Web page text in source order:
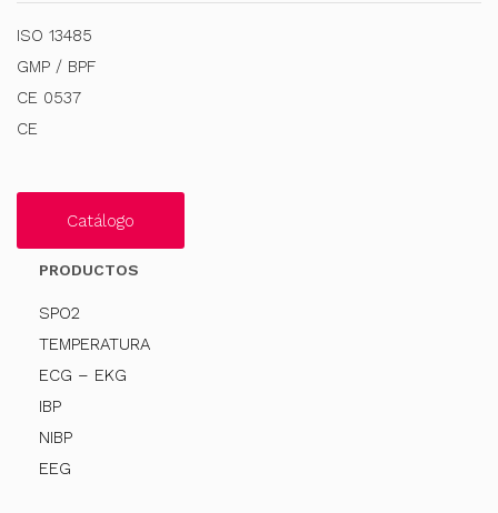
ISO 13485
GMP / BPF
CE 0537
CE
Catálogo
PRODUCTOS
SPO2
TEMPERATURA
ECG – EKG
IBP
NIBP
EEG